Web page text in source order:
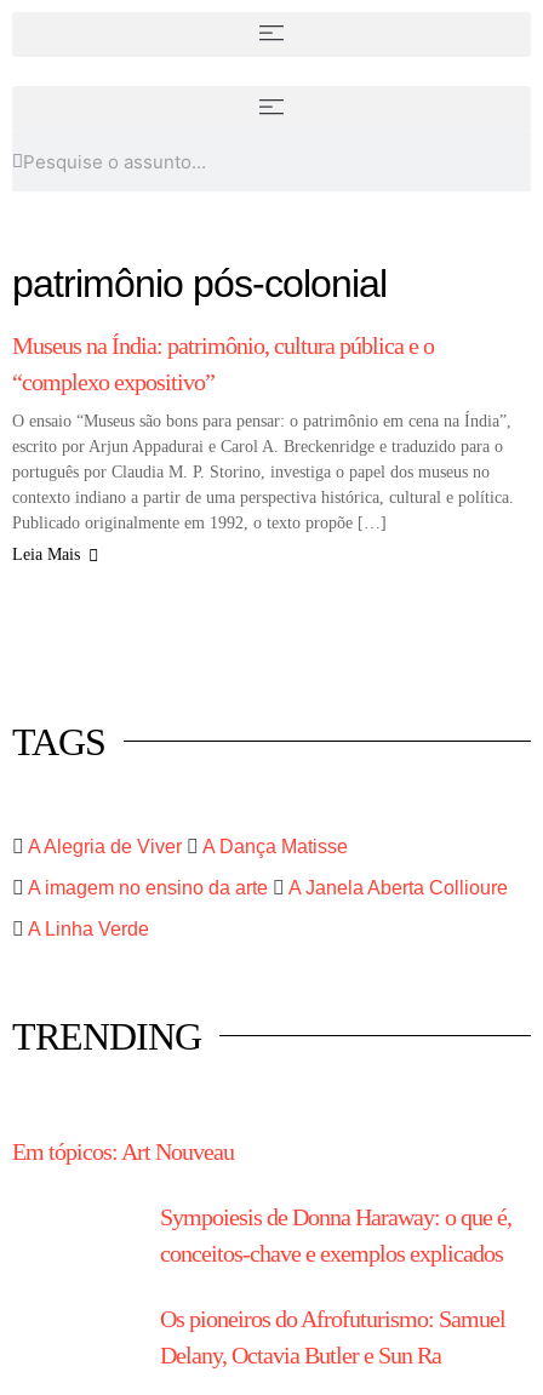
Propostas concretas para
acessibilidade em museus
Museus e espaços culturais em
Macapá, Amapá
patrimônio pós-colonial
COLUNA
Museus na Índia: patrimônio, cultura pública e o
“complexo expositivo”
O ensaio “Museus são bons para pensar: o patrimônio em cena na Índia”,
escrito por Arjun Appadurai e Carol A. Breckenridge e traduzido para o
português por Claudia M. P. Storino, investiga o papel dos museus no
contexto indiano a partir de uma perspectiva histórica, cultural e política.
Publicado originalmente em 1992, o texto propõe […]
Leia Mais
TAGS
A Alegria de Viver
A Dança Matisse
A imagem no ensino da arte
A Janela Aberta Collioure
A Linha Verde
TRENDING
Em tópicos: Art Nouveau
Sympoiesis de Donna Haraway: o que é,
conceitos-chave e exemplos explicados
Os pioneiros do Afrofuturismo: Samuel
Delany, Octavia Butler e Sun Ra